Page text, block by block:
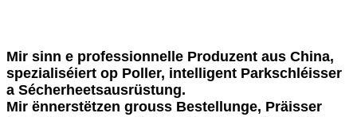
Mir sinn e professionnelle Produzent aus China,
spezialiséiert op Poller, intelligent Parkschléisser
a Sécherheetsausrüstung.
Mir ënnerstëtzen grouss Bestellunge, Präisser